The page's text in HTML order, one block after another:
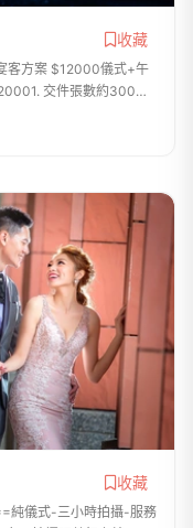
收藏
2. 所有交件照片皆會...
收藏